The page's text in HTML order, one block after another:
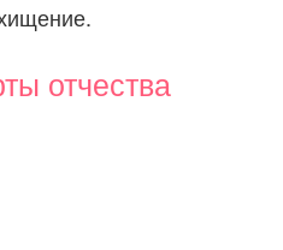
отчества